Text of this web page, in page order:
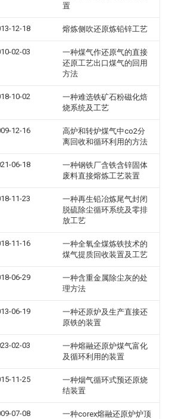
置
12-18 熔炼侧吹还原炼铅锌工艺
02-03
一种煤气作还原气的直接
还原工艺出口煤气的回用
方法
10-02
一种难选铁矿石粉磁化焙
烧系统及工艺
12-16
高炉和转炉煤气中co2分
离回收和循环利用的方法
06-18
一种钢铁厂含铁含锌固体
废料直接熔炼工艺装置
11-23
一种再生铅冶炼尾气封闭
脱硫除尘循环系统及零排
放工艺
11-16
一种全氧全煤炼铁技术的
煤气提质回收装置及工艺
06-29
一种含重金属除尘灰的处
理方法
06-19
一种还原炉及生产直接还
原铁的装置
02-03
一种熔融还原炉煤气富化
及循环利用的装置
11-25
一种烟气循环式预还原烧
结装置
07-08
一种corex熔融还原炉炉顶